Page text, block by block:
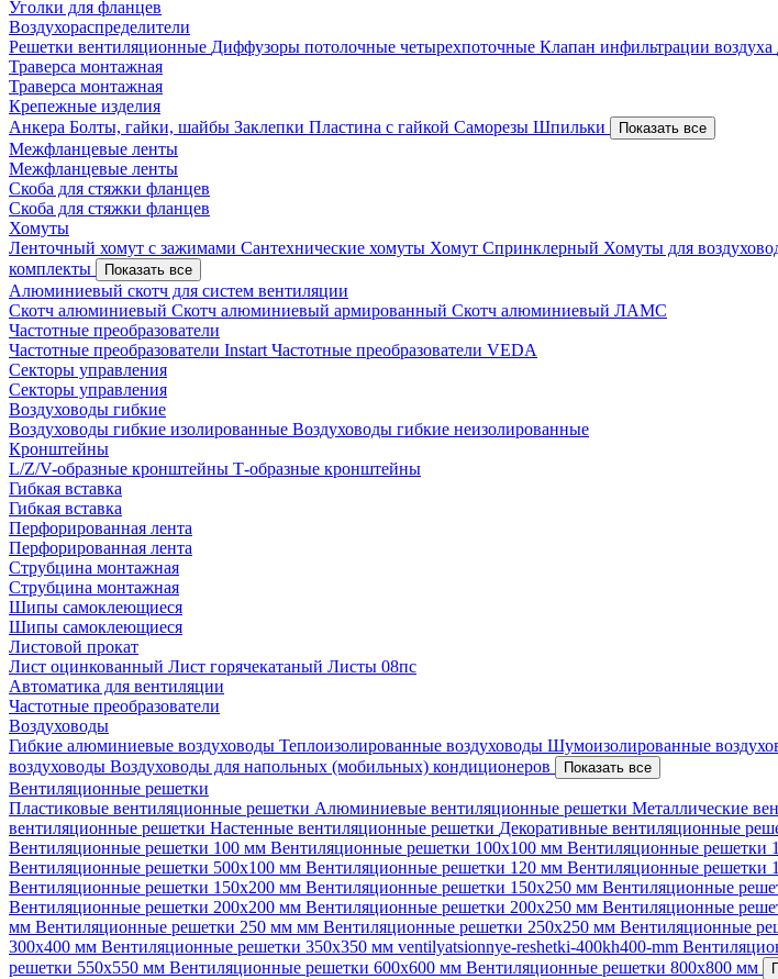
Уголки для фланцев
Воздухораспределители
Решетки вентиляционные Диффузоры потолочные четырехпоточные Клапан инфильтрации воздуха
Траверса монтажная
Траверса монтажная
Крепежные изделия
Анкера Болты, гайки, шайбы Заклепки Пластина с гайкой Саморезы Шпильки Показать все
Межфланцевые ленты
Межфланцевые ленты
Скоба для стяжки фланцев
Скоба для стяжки фланцев
Хомуты
Ленточный хомут с зажимами Сантехнические хомуты Хомут Спринклерный Хомуты для
комплекты
Показать все
Алюминиевый скотч для систем вентиляции
Скотч алюминиевый Скотч алюминиевый армированный Скотч алюминиевый ЛАМС
Частотные преобразователи
Частотные преобразователи Instart Частотные преобразователи VEDA
Секторы управления
Секторы управления
Воздуховоды гибкие
Воздуховоды гибкие изолированные Воздуховоды гибкие неизолированные
Кронштейны
L/Z/V-образные кронштейны Т-образные кронштейны
Гибкая вставка
Гибкая вставка
Перфорированная лента
Перфорированная лента
Струбцина монтажная
Струбцина монтажная
Шипы самоклеющиеся
Шипы самоклеющиеся
Листовой прокат
Лист оцинкованный Лист горячекатаный Листы 08пс
Автоматика для вентиляции
Частотные преобразователи
Воздуховоды
Гибкие алюминиевые воздуховоды Теплоизолированные воздуховоды Шумоизолированные
воздуховоды Воздуховоды для напольных (мобильных) кондиционеров Показать все
Вентиляционные решетки
Пластиковые вентиляционные решетки Алюминиевые вентиляционные решетки Металлические
вентиляционные решетки Настенные вентиляционные решетки Декоративные вентиляционные
Вентиляционные решетки 100 мм Вентиляционные решетки 100х100 мм Вентиляционные решетки
Вентиляционные решетки 500х100 мм Вентиляционные решетки 120 мм Вентиляционные решетки
Вентиляционные решетки 150х200 мм Вентиляционные решетки 150х250 мм Вентиляционные
Вентиляционные решетки 200х200 мм Вентиляционные решетки 200х250 мм Вентиляционные
мм Вентиляционные решетки 250 мм мм Вентиляционные решетки 250х250 мм Вентиляционные
300х400 мм Вентиляционные решетки 350х350 мм ventilyatsionnye-reshetki-400kh400-mm
решетки 550х550 мм Вентиляционные решетки 600х600 мм Вентиляционные решетки 800х800 мм